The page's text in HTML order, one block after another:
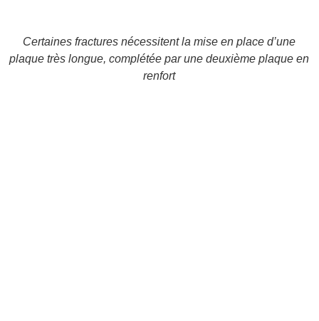
Certaines fractures nécessitent la mise en place d’une
plaque très longue, complétée par une deuxième plaque en
renfort